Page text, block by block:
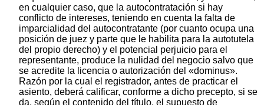
en cualquier caso, que la autocontratación si hay
conflicto de intereses, teniendo en cuenta la falta de
imparcialidad del autocontratante (por cuanto ocupa una
posición de juez y parte que le habilita para la autotutela
del propio derecho) y el potencial perjuicio para el
representante, produce la nulidad del negocio salvo que
se acredite la licencia o autorización del «dominus».
Razón por la cual el registrador, antes de practicar el
asiento, deberá calificar, conforme a dicho precepto, si se
da, según el contenido del título, el supuesto de